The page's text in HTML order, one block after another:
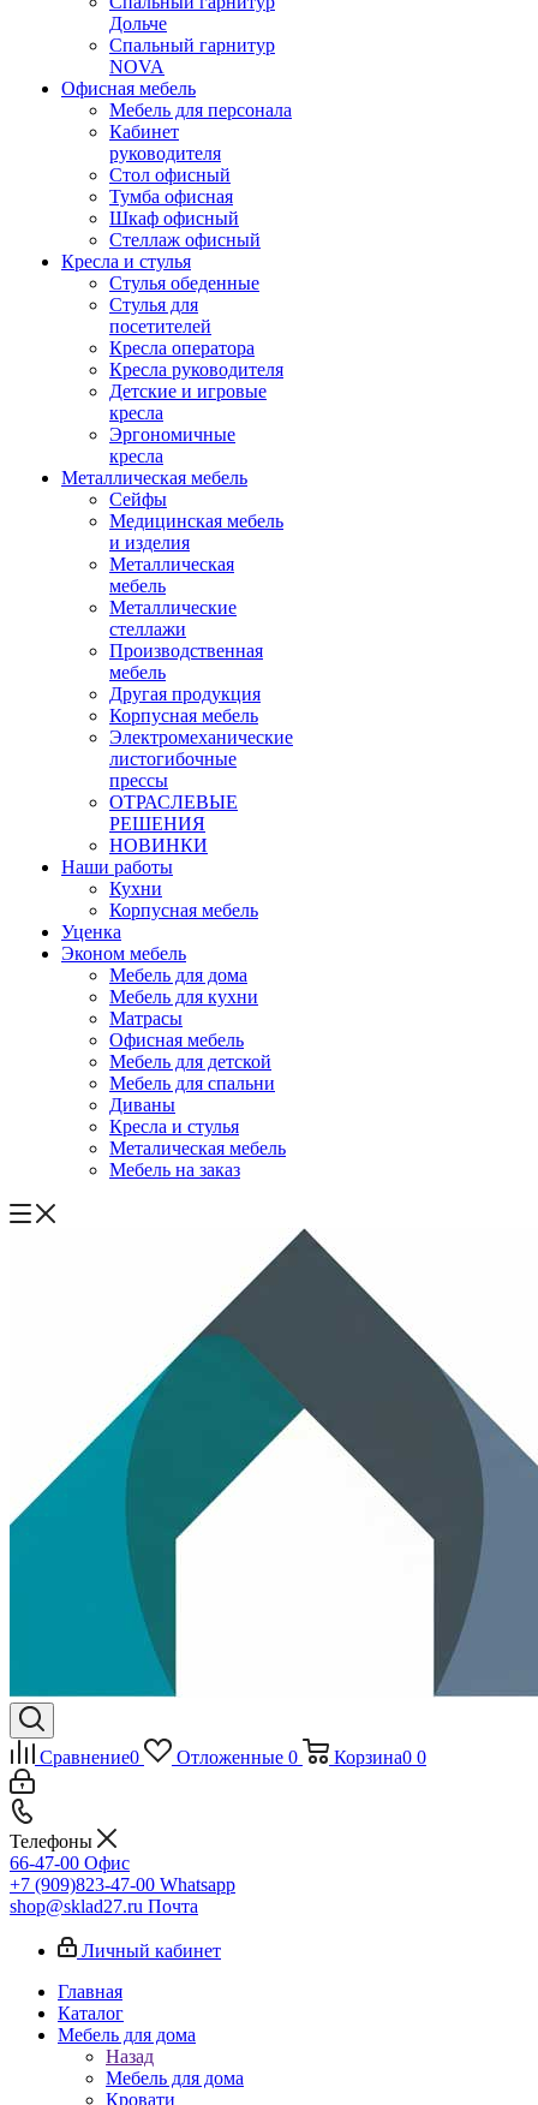
Дольче
Спальный гарнитур
NOVA
Офисная мебель
Мебель для персонала
Кабинет
руководителя
Стол офисный
Тумба офисная
Шкаф офисный
Стеллаж офисный
Кресла и стулья
Стулья обеденные
Стулья для
посетителей
Кресла оператора
Кресла руководителя
Детские и игровые
кресла
Эргономичные
кресла
Металлическая мебель
Сейфы
Медицинская мебель
и изделия
Металлическая
мебель
Металлические
стеллажи
Производственная
мебель
Другая продукция
Корпусная мебель
Электромеханические
листогибочные
прессы
ОТРАСЛЕВЫЕ
РЕШЕНИЯ
НОВИНКИ
Наши работы
Кухни
Корпусная мебель
Уценка
Эконом мебель
Мебель для дома
Мебель для кухни
Матрасы
Офисная мебель
Мебель для детской
Мебель для спальни
Диваны
Кресла и стулья
Металическая мебель
Мебель на заказ
Сравнение0 Отложенные 0 Корзина0 0
Телефоны
66-47-00 Офис
+7 (909)823-47-00 Whatsapp
shop@sklad27.ru Почта
Личный кабинет
Главная
Каталог
Мебель для дома
Назад
Мебель для дома
Кровати